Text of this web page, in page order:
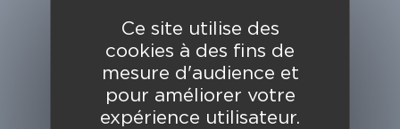
Ce site utilise des
cookies à des fins de
mesure d'audience et
pour améliorer votre
expérience utilisateur.